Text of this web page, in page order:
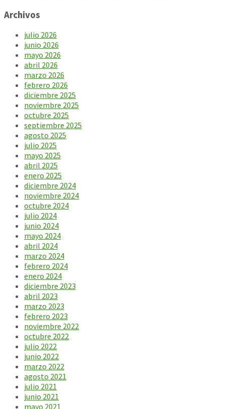
Archivos
julio 2026
junio 2026
mayo 2026
abril 2026
marzo 2026
febrero 2026
diciembre 2025
noviembre 2025
octubre 2025
septiembre 2025
agosto 2025
julio 2025
mayo 2025
abril 2025
enero 2025
diciembre 2024
noviembre 2024
octubre 2024
julio 2024
junio 2024
mayo 2024
abril 2024
marzo 2024
febrero 2024
enero 2024
diciembre 2023
abril 2023
marzo 2023
febrero 2023
noviembre 2022
octubre 2022
julio 2022
junio 2022
marzo 2022
agosto 2021
julio 2021
junio 2021
mayo 2021